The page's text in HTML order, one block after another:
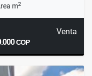
m2
Venta
COP